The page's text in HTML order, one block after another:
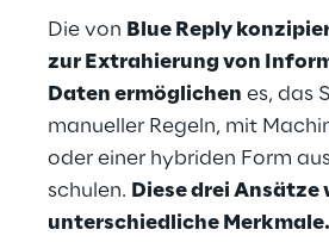
Die von Blue Reply
zur Extrahierung von
Daten ermöglichen es, das
manueller Regeln, mit
oder einer hybriden Form
schulen. Diese drei Ansätze
unterschiedliche Merkmale.